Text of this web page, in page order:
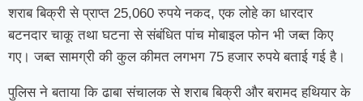
शराब बिक्री से प्राप्त 25,060 रुपये नकद, एक लोहे का धारदार
बटनदार चाकू तथा घटना से संबंधित पांच मोबाइल फोन भी जब्त किए
गए। जब्त सामग्री की कुल कीमत लगभग 75 हजार रुपये बताई गई है।
पुलिस ने बताया कि ढाबा संचालक से शराब बिक्री और बरामद हथियार के